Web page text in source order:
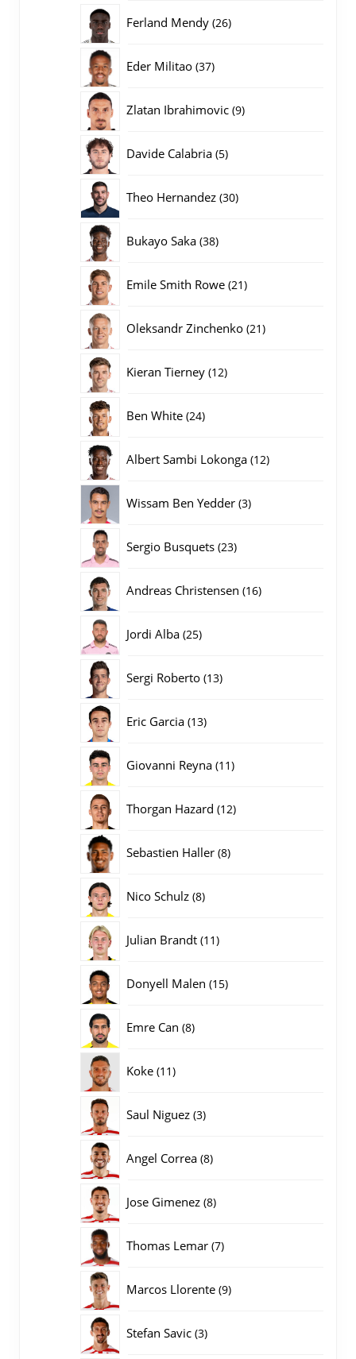
Ferland Mendy 2626
Eder Militao 3737
Zlatan Ibrahimovic 99
Davide Calabria 55
Theo Hernandez 3030
Bukayo Saka 3838
Emile Smith Rowe 2121
Oleksandr Zinchenko 2121
Kieran Tierney 1212
Ben White 2424
Albert Sambi Lokonga 1212
Wissam Ben Yedder 33
Sergio Busquets 2323
Andreas Christensen 1616
Jordi Alba 2525
Sergi Roberto 1313
Eric Garcia 1313
Giovanni Reyna 1111
Thorgan Hazard 1212
Sebastien Haller 88
Nico Schulz 88
Julian Brandt 1111
Donyell Malen 1515
Emre Can 88
Koke 1111
Saul Niguez 33
Angel Correa 88
Jose Gimenez 88
Thomas Lemar 77
Marcos Llorente 99
Stefan Savic 33